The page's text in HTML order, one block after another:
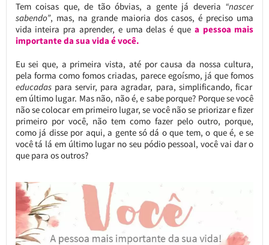
Tem coisas que, de tão óbvias, a gente já deveria “nascer
sabendo”, mas, na grande maioria dos casos, é preciso uma
vida inteira pra aprender, e uma delas é que a pessoa mais
importante da sua vida é você.
Eu sei que, a primeira vista, até por causa da nossa cultura,
pela forma como fomos criadas, parece egoísmo, já que fomos
educadaspara servir, para agradar, para, simplificando, ficar
em último lugar. Mas não, não é, e sabe porque? Porque se você
não se colocar em primeiro lugar, se você não se priorizar e fizer
primeiro por você, não tem como fazer pelo outro, porque,
como já disse por aqui, a gente só dá o que tem, o que é, e se
você tá lá em último lugar no seu pódio pessoal, você vai dar o
que para os outros?